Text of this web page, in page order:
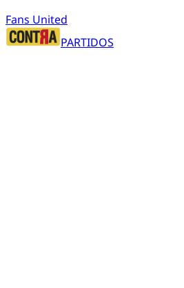
Fans United
PARTIDOS